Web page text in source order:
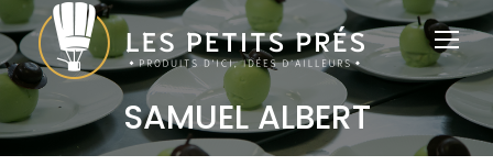
SAMUEL ALBERT
Vous êtes ici :